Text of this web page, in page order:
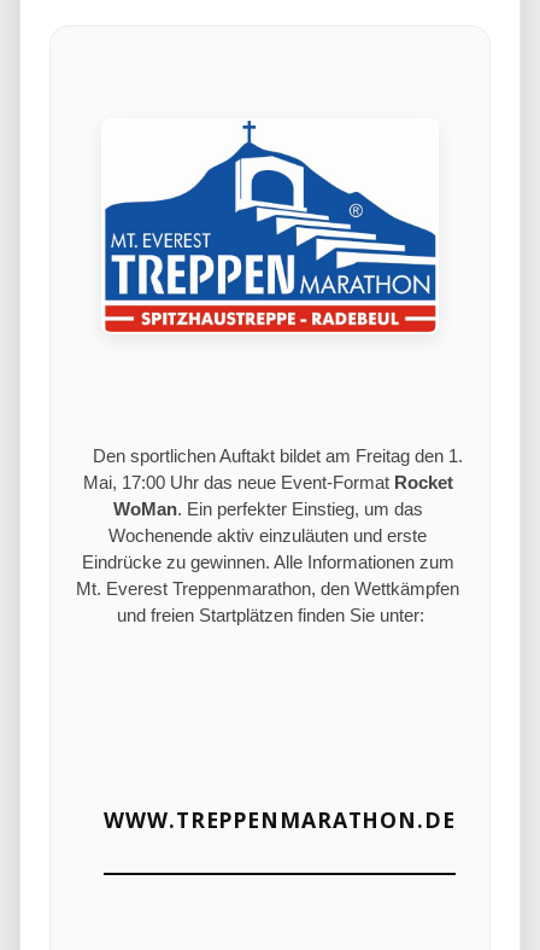
Mai, 17:00 Uhr das neue Event-Format Rocket
WoMan. Ein perfekter Einstieg, um das
Wochenende aktiv einzuläuten und erste
Eindrücke zu gewinnen. Alle Informationen zum
Mt. Everest Treppenmarathon, den Wettkämpfen
und freien Startplätzen finden Sie unter:
WWW.TREPPENMARATHON.DE